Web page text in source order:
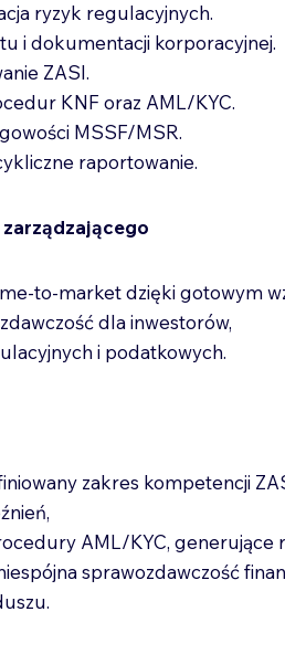
ryzyk regulacyjnych.
i dokumentacji korporacyjnej.
ZASI.
KNF oraz AML/KYC.
MSSF/MSR.
raportowanie.
to-market dzięki gotowym
dla inwestorów,
i podatkowych.
zakres kompetencji
AML/KYC, generujące
sprawozdawczość